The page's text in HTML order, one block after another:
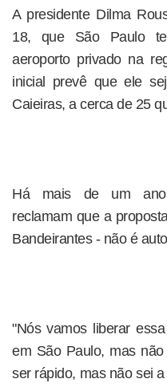
A presidente Dilma
18, que São Paulo
aeroporto privado na
inicial prevê que ele
Caieiras, a cerca de 25
Há mais de um
reclamam que a
Bandeirantes - não é
"Nós vamos liberar
em São Paulo, mas
ser rápido, mas não sei